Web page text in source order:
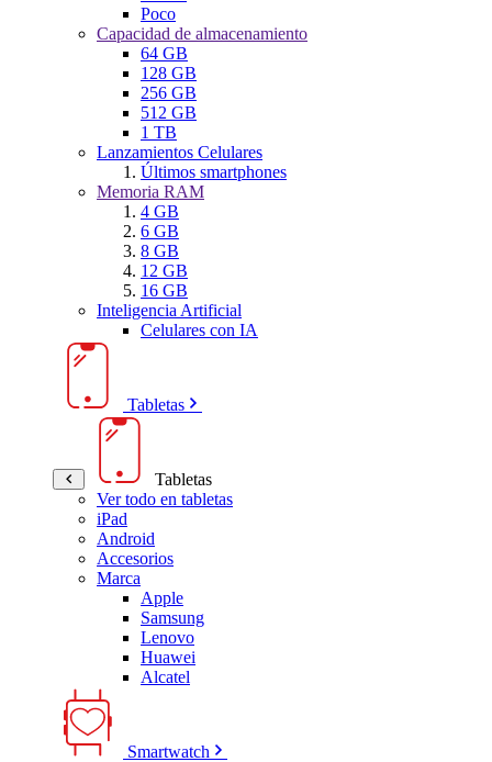
Poco
Capacidad de almacenamiento
64 GB
128 GB
256 GB
512 GB
1 TB
Lanzamientos Celulares
Últimos smartphones
Memoria RAM
4 GB
6 GB
8 GB
12 GB
16 GB
Inteligencia Artificial
Celulares con IA
Tabletas
Tabletas
Ver todo en tabletas
iPad
Android
Accesorios
Marca
Apple
Samsung
Lenovo
Huawei
Alcatel
Smartwatch